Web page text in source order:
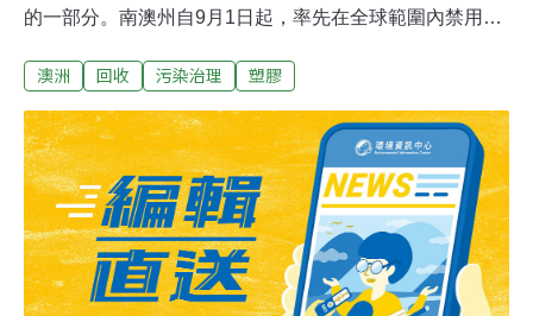
的一部分。南澳州自9月1日起，率先在全球範圍內禁用魚
日本發明，風靡全球這款小巧可愛的魚型醬油瓶，在日文
業創始人渡邊輝夫於1954年發明。最初，這類醬油容器多
為陶瓷或玻璃材質，但隨著廉價工業塑膠的出現，聚乙烯
魚型容器迅速普及，並最終風靡全球。然而，這項發明也
帶來了新的環境問題。南澳環境部長克洛斯（Susan
Close）指出，每個魚型塑膠容器的使用時間只有短短幾
秒，但由於體積小，它們很容易被隨意丟棄、被風吹走或
沖入排水溝，最終成為海灘和街道上的常見垃圾。她強
澳洲 回收 污染治理 塑膠